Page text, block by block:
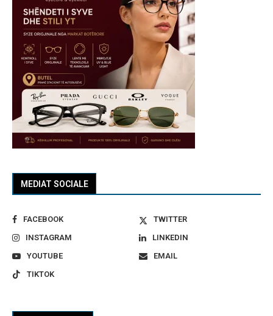
MEDIAT SOCIALE
FACEBOOK
TWITTER
INSTAGRAM
LINKEDIN
YOUTUBE
EMAIL
TIKTOK